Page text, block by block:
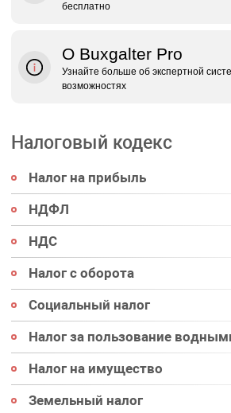
бесплатно
О Buxgalter Pro
Узнайте больше об экспертной
возможностях
Налоговый кодекс
Налог на прибыль
НДФЛ
НДС
Налог с оборота
Социальный налог
Налог за пользование
Налог на имущество
Земельный налог